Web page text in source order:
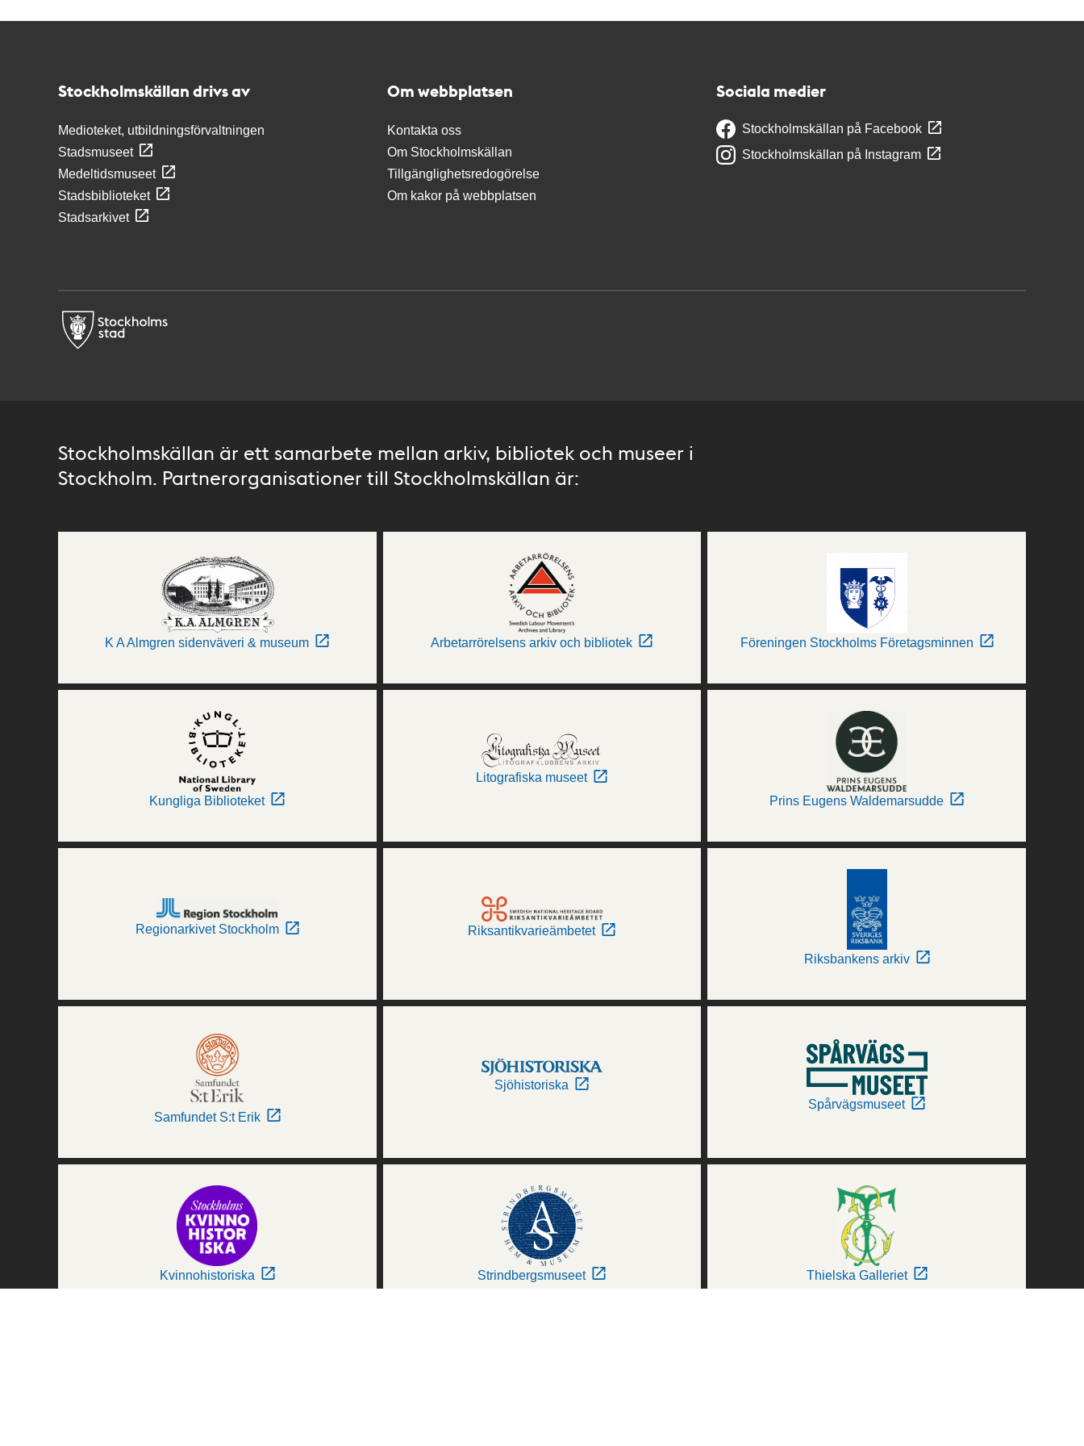
Stockholmskällan drivs av
Medioteket, utbildningsförvaltningen
Stadsmuseet
Medeltidsmuseet
Stadsbiblioteket
Stadsarkivet
Om webbplatsen
Kontakta oss
Om Stockholmskällan
Tillgänglighetsredogörelse
Om kakor på webbplatsen
Sociala medier
Stockholmskällan på Facebook
Stockholmskällan på Instagram
Stockholmskällan är ett samarbete mellan arkiv, bibliotek och museer i
Stockholm. Partnerorganisationer till Stockholmskällan är:
K A Almgren sidenväveri & museum Arbetarrörelsens arkiv och bibliotek Föreningen Stockholms Företagsminnen
Kungliga Biblioteket
Litografiska museet
Prins Eugens Waldemarsudde
Regionarkivet Stockholm Riksantikvarieämbetet
Riksbankens arkiv
Samfundet S:t Erik
Sjöhistoriska
Spårvägsmuseet
Kvinnohistoriska Strindbergsmuseet Thielska Galleriet